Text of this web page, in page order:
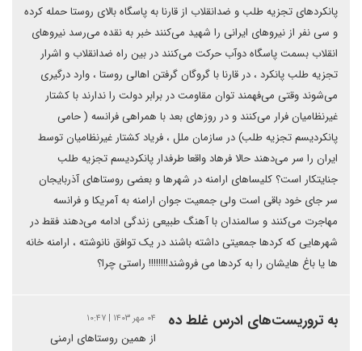
پانکردهای تجزیه طلب و ضدانقلاب از قارنا به پاسگاه بالای روستا حمله کرده
و سی نفر از نیروهای ایرانی را شهید می‌کنند خبر به نقده می‌رسد نیروهای
انقلاب بسمت پاسگاه دوآب حرکت می‌کنند در بین راه ضدانقلاب و اشرار
تجزیه طلب پانکرد ، در قارنا با گروگان گرفتن اهالی روستا ، وارد درگیری
می‌شوند وقتی می‌فهمند توان مقاومت در برابر دولت را ندارند با کشتار
غیرنظامیان فرار می‌کنند و در روزهای بعد با همراهی فرانسه ( حامی
پانکردیسم تجزیه طلب) در سازمان ملل ، فریاد کشتار غیرنظامیان توسط
ایران را سر می‌دهند حالا فرهاد واقعا طرفدار پانکردیسم تجزیه طلب
جنایتکار است؟ کلیساهای ارامنه در شهرها و بعضی روستاهای آذربایجان
سر جای خود باقی است ولی جمعیت جوان ارامنه به آمریکا و فرانسه
مهاجرت می‌کنند و سالمندان با آهنگ طبیعی زندگی ادامه می‌دهند فقط در
شهرهایی که کردها جمعیتی داشته باشند در یک توافق نانوشته ، ارامنه خانه
ها یا باغ هایشان را به کردها می فروشند!!!!!!!! راستی چرا؟
به تروریست‌های ادرس غلط ده ۰۴ مهر ۱۴۰۳ | ۱۰:۴۷
از همین روستاهای ارمنی